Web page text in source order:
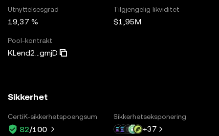
Utnyttelsesgrad
19,37 %
Tilgjengelig likviditet
$1,95M
Pool-kontrakt
KLend2...gmjD
Sikkerhet
CertiK-sikkerhetspoengsum
82/100
Sikkerhetseksponering
+37